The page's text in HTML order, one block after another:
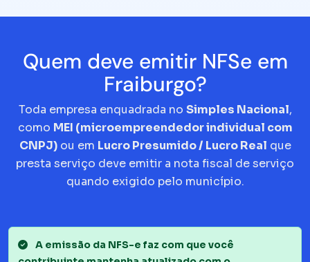
Quem deve emitir NFSe em
Fraiburgo?
Toda empresa enquadrada no Simples Nacional,
como MEI (microempreendedor individual com
CNPJ)ou em Lucro Presumido / Lucro Real que
presta serviço deve emitir a nota fiscal de serviço
quando exigido pelo município.
A emissão da NFS-e faz com que você